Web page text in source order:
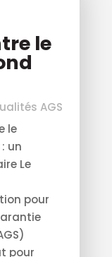
le
AGS
le
un
Le
pour
pour